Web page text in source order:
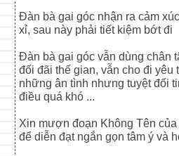
Đàn bà gai góc nhận ra cảm
xỉ, sau này phải tiết kiệm bớt đi
Đàn bà gai góc vẫn dùng chân
đối đãi thế gian, vẫn cho đi yêu
những ân tình nhưng tuyệt đối
điều quá khó ...
Xin mượn đoạn Không Tên
để diễn đạt ngắn gọn tâm ý và